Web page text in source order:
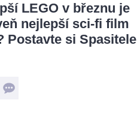
LEGO v březnu je
nejlepší sci-fi film
Postavte si Spasitele